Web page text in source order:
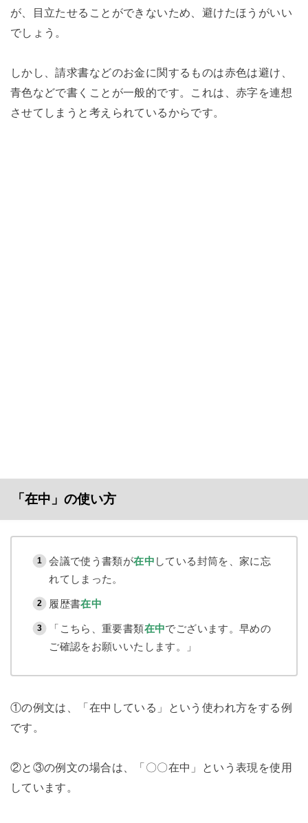
が、目立たせることができないため、避けたほうがいい
でしょう。
しかし、請求書などのお金に関するものは赤色は避け、
青色などで書くことが一般的です。これは、赤字を連想
させてしまうと考えられているからです。
「在中」の使い方
会議で使う書類が在中 している封筒を、家に忘
れてしまった。
履歴書在中
「こちら、重要書類在中でございます。早めの
ご確認をお願いいたします。」
①の例文は、「在中している」という使われ方をする例
です。
②と③の例文の場合は、「〇〇在中」という表現を使用
しています。